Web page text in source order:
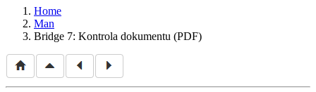
Home
Man
Bridge 7: Kontrola dokumentu (PDF)